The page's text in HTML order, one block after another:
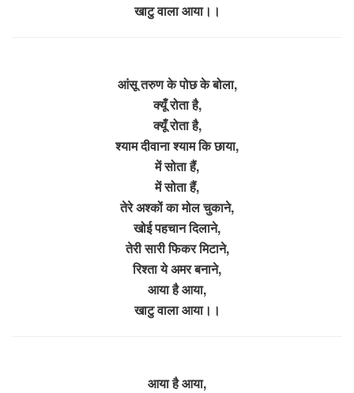
खाटु वाला आया।।
आंसू तरुण के पोछ के बोला,
क्यूँ रोता है,
क्यूँ रोता है,
श्याम दीवाना श्याम कि छाया,
में सोता हैं,
में सोता हैं,
तेरे अश्कों का मोल चुकाने,
खोई पहचान दिलाने,
तेरी सारी फिकर मिटाने,
रिश्ता ये अमर बनाने,
आया है आया,
खाटु वाला आया।।
आया है आया,